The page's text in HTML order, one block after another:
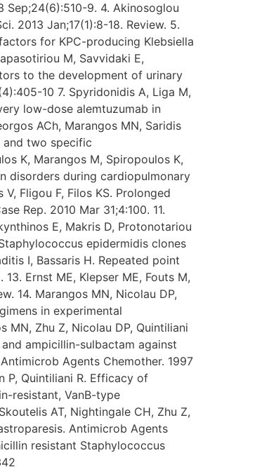
Sep;24(6):510-9. 4. Akinosoglou
2013 Jan;17(1):8-18. Review. 5.
for KPC-producing Klebsiella
M, Savvidaki E,
to the development of urinary
10 7. Spyridonidis A, Liga M,
low-dose alemtuzumab in
ACh, Marangos MN, Saridis
and two specific
K, Marangos M, Spiropoulos K,
disorders during cardiopulmonary
Fligou F, Filos KS. Prolonged
Rep. 2010 Mar 31;4:100. 11.
E, Makris D, Protonotariou
epidermidis clones
I, Bassaris H. Repeated point
Ernst ME, Klepser ME, Fouts M,
14. Marangos MN, Nicolau DP,
in experimental
MN, Zhu Z, Nicolau DP, Quintiliani
ampicillin-sulbactam against
Agents Chemother. 1997
P, Quintiliani R. Efficacy of
resistant, VanB-type
AT, Nightingale CH, Zhu Z,
Antimicrob Agents
resistant Staphylococcus